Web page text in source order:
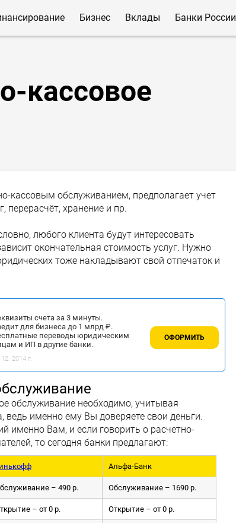
Бизнес Вклады Банки России
кассовое
кассовым обслуживанием, предполагает учет
перерасчёт, хранение и пр.
любого клиента будут интересовать
окончательная стоимость услуг. Нужно
тоже накладывают свой отпечаток и
счета за 3 минуты.
для бизнеса до 1 млрд ₽.
переводы юридическим
и ИП в другие банки.
2014 г.
ОФОРМИТЬ
обслуживание необходимо, учитывая
ведь именно ему Вы доверяете свои деньги.
именно Вам, и если говорить о расчетно-
то сегодня банки предлагают:
Альфа-Банк
– 490 р. Обслуживание – 1690 р.
– от 0 р. Открытие – от 0 р.